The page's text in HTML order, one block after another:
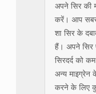
अपने सिर की
करें। आप
शा सिर के
हैं। अपने सिर
सिरदर्द को
अन्य माइग्रेन
करने के लिए